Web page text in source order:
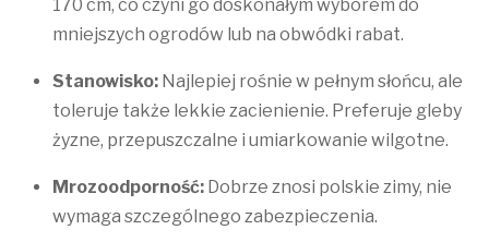
170 cm, co czyni go doskonałym wyborem do
mniejszych ogrodów lub na obwódki rabat.
Stanowisko: Najlepiej rośnie w pełnym słońcu, ale
toleruje także lekkie zacienienie. Preferuje gleby
żyzne, przepuszczalne i umiarkowanie wilgotne.
Mrozoodporność: Dobrze znosi polskie zimy, nie
wymaga szczególnego zabezpieczenia.